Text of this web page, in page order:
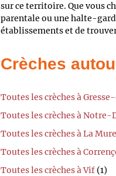
sur ce territoire. Que vous
parentale ou une halte-
établissements et de
Crèches
Toutes les crèches à
Toutes les crèches à
Toutes les crèches à La Mure
Toutes les crèches à
Toutes les crèches à Vif (1)